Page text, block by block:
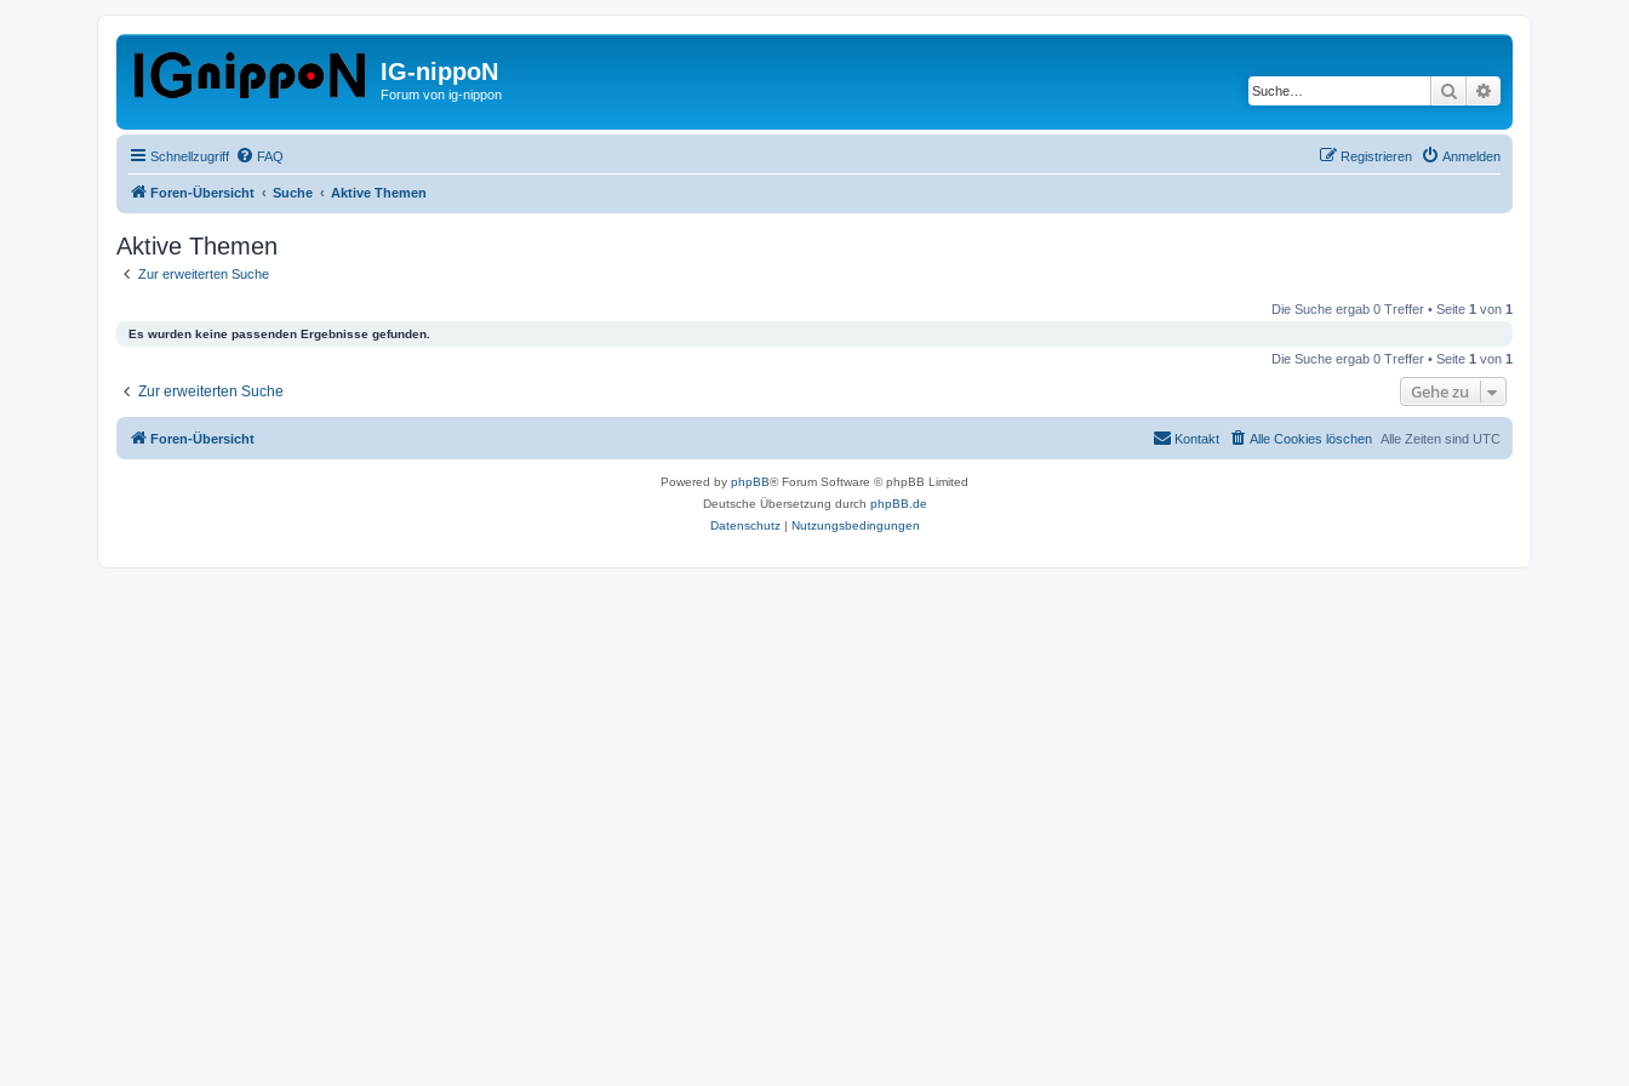
IG-nippoN
Forum von ig-nippon Suche
Schnellzugriff FAQ Anmelden
Registrieren
Foren-Übersicht Suche Aktive Themen
Aktive Themen
Zur erweiterten Suche
Die Suche ergab 0 Treffer • Seite 1 von 1
Es wurden keine passenden Ergebnisse gefunden.
Die Suche ergab 0 Treffer • Seite 1 von 1
Zur erweiterten Suche Gehe zu
Foren-Übersicht Alle Zeiten sind UTC
Alle Cookies löschen
Kontakt
Powered by phpBB® Forum Software © phpBB Limited
Deutsche Übersetzung durch phpBB.de
Datenschutz| Nutzungsbedingungen